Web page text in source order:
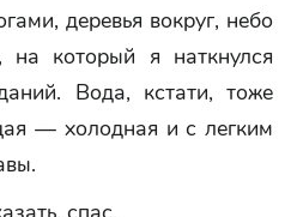
деревья вокруг, небо
на который я наткнулся
Вода, кстати, тоже
— холодная и с легким